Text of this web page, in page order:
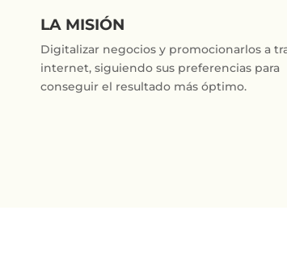
LA MISIÓN
Digitalizar negocios y promocionarlos a
internet, siguiendo sus preferencias para
conseguir el resultado más óptimo.